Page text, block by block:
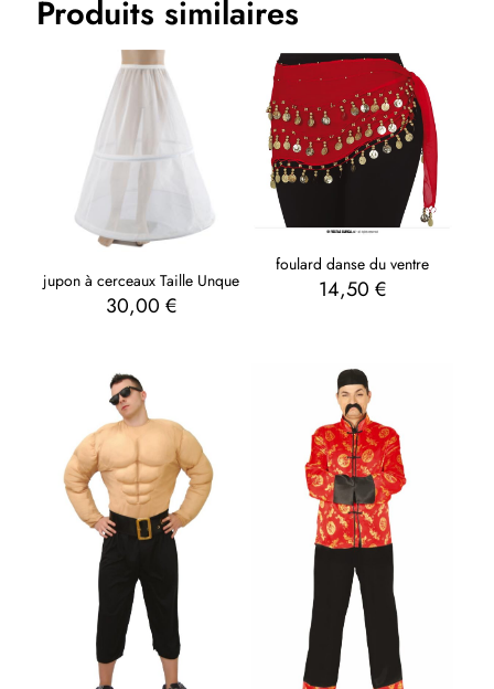
Produits similaires
jupon à cerceaux Taille Unque
30,00€
foulard danse du ventre
14,50 €